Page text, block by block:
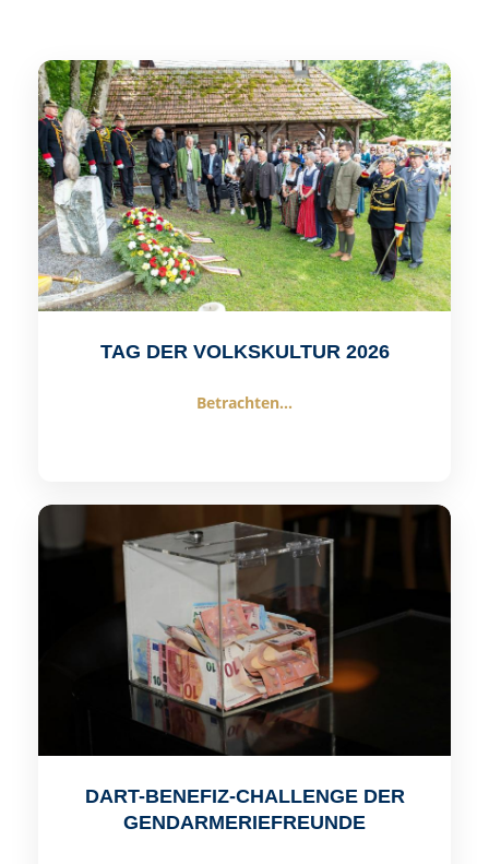
TAG DER VOLKSKULTUR 2026
Betrachten...
DART-BENEFIZ-CHALLENGE DER
GENDARMERIEFREUNDE